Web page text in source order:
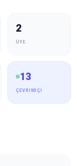
2
ÜYE
13
ÇEVRIMIÇI